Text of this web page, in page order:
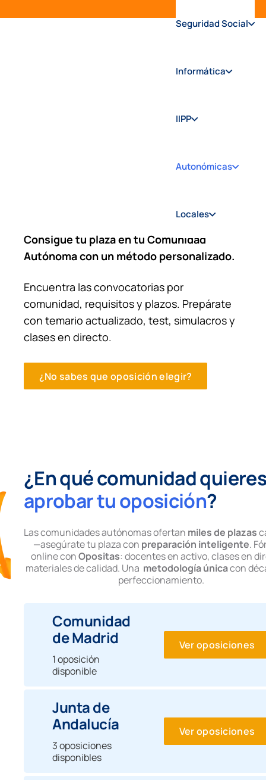
Seguridad Social
Informática
IIPP
Autonómicas
Locales
Oposiciones
Autonómicas
Consigue tu plaza en tu Comunidad
Autónoma con un método personalizado.
Encuentra las convocatorias por
comunidad, requisitos y plazos. Prepárate
con temario actualizado, test, simulacros y
clases en directo.
¿No sabes que oposición elegir?
¿En qué comunidad quieres
aprobar tu oposición?
Las comunidades autónomas ofertan miles de plazas
—asegúrate tu plaza con preparación inteligente.
online conOpositas: docentes en activo, clases en
materiales de calidad. Una metodología únicacon
perfeccionamiento.
Comunidad
de Madrid
1 oposición
disponible
Ver oposiciones
Junta de
Andalucía
3 oposiciones
disponibles
Ver oposiciones